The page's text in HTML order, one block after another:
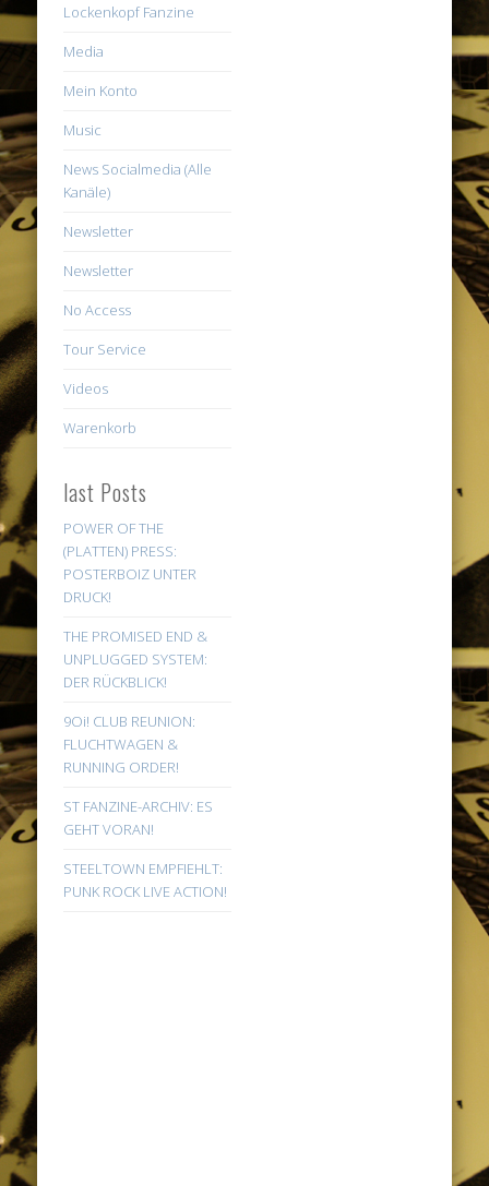
Lockenkopf Fanzine
Media
Mein Konto
Music
News Socialmedia (Alle
Kanäle)
Newsletter
Newsletter
No Access
Tour Service
Videos
Warenkorb
last Posts
POWER OF THE
(PLATTEN) PRESS:
POSTERBOIZ UNTER
DRUCK!
THE PROMISED END &
UNPLUGGED SYSTEM:
DER RÜCKBLICK!
9Oi! CLUB REUNION:
FLUCHTWAGEN &
RUNNING ORDER!
ST FANZINE-ARCHIV: ES
GEHT VORAN!
STEELTOWN EMPFIEHLT:
PUNK ROCK LIVE ACTION!